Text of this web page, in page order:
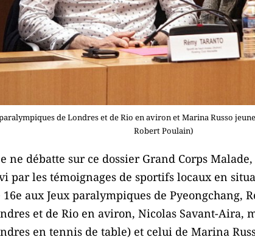
de Londres et de Rio en aviron et Marina Russo
Robert Poulain)
ne débatte sur ce dossier Grand Corps
par les témoignages de sportifs locaux en
aux Jeux paralympiques de Pyeongchang,
et de Rio en aviron, Nicolas Savant-Aira,
en tennis de table) et celui de Marina